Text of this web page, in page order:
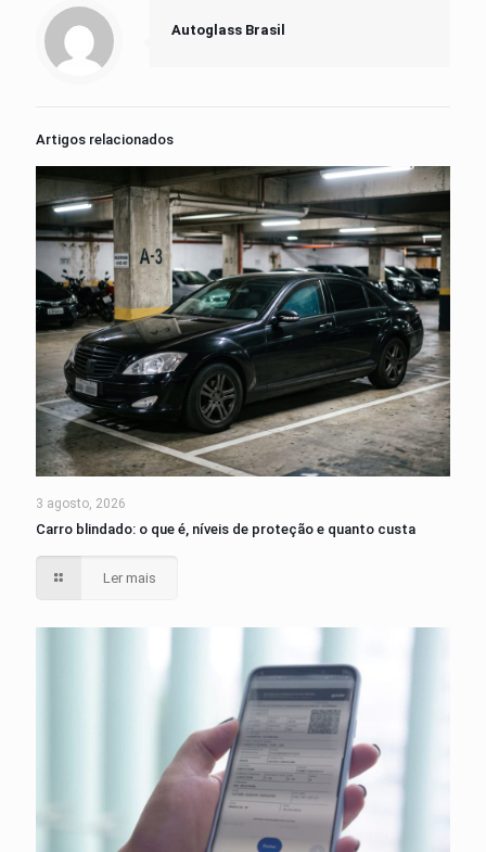
Autoglass Brasil
Artigos relacionados
3 agosto, 2026
Carro blindado: o que é, níveis de proteção e quanto custa
Ler mais